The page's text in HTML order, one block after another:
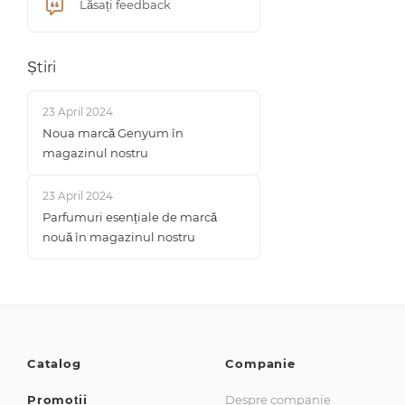
Lăsați feedback
Știri
23 April 2024
Noua marcă Genyum în
magazinul nostru
23 April 2024
Parfumuri esențiale de marcă
nouă în magazinul nostru
Catalog
Promoții
Companie
Despre companie